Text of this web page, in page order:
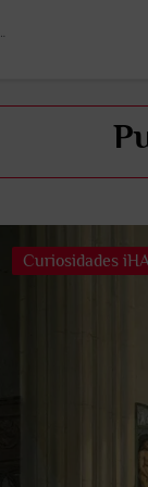
Curiosidades